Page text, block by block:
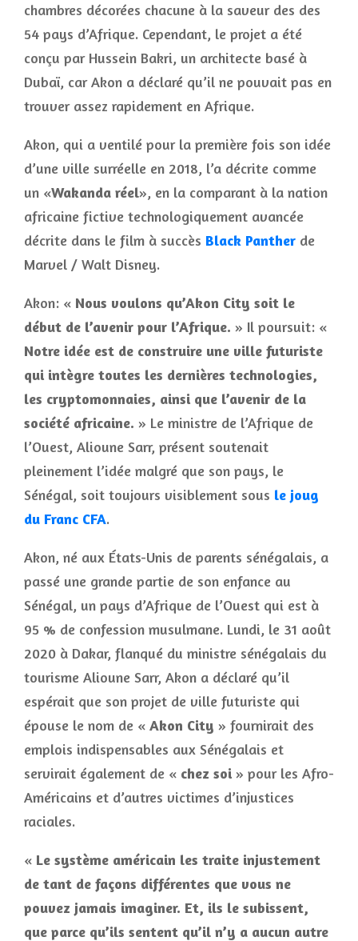
chambres décorées chacune à la saveur des des
54 pays d’Afrique. Cependant, le projet a été
conçu par Hussein Bakri, un architecte basé à
Dubaï, car Akon a déclaré qu’il ne pouvait pas en
trouver assez rapidement en Afrique.
Akon, qui a ventilé pour la première fois son idée
d’une ville surréelle en 2018, l’a décrite comme
un «Wakanda réel», en la comparant à la nation
africaine fictive technologiquement avancée
décrite dans le film à succès Black Panther de
Marvel / Walt Disney.
Akon: « Nous voulons qu’Akon City soit le
début de l’avenir pour l’Afrique. » Il poursuit: «
Notre idée est de construire une ville futuriste
qui intègre toutes les dernières technologies,
les cryptomonnaies, ainsi que l’avenir de la
société africaine. » Le ministre de l’Afrique de
l’Ouest, Alioune Sarr, présent soutenait
pleinement l’idée malgré que son pays, le
Sénégal, soit toujours visiblement sous le joug
du Franc CFA.
Akon, né aux États-Unis de parents sénégalais, a
passé une grande partie de son enfance au
Sénégal, un pays d’Afrique de l’Ouest qui est à
95 % de confession musulmane. Lundi, le 31 août
2020 à Dakar, flanqué du ministre sénégalais du
tourisme Alioune Sarr, Akon a déclaré qu’il
espérait que son projet de ville futuriste qui
épouse le nom de « Akon City » fournirait des
emplois indispensables aux Sénégalais et
servirait également de « chez soi » pour les Afro-
Américains et d’autres victimes d’injustices
raciales.
« Le système américain les traite injustement
de tant de façons différentes que vous ne
pouvez jamais imaginer. Et, ils le subissent,
que parce qu’ils sentent qu’il n’y a aucun autre